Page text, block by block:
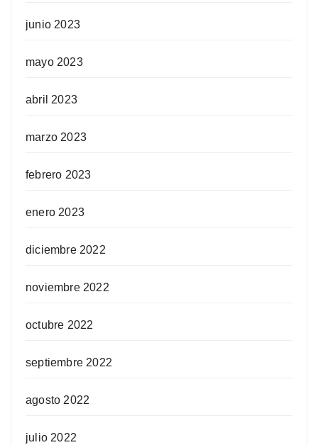
junio 2023
mayo 2023
abril 2023
marzo 2023
febrero 2023
enero 2023
diciembre 2022
noviembre 2022
octubre 2022
septiembre 2022
agosto 2022
julio 2022